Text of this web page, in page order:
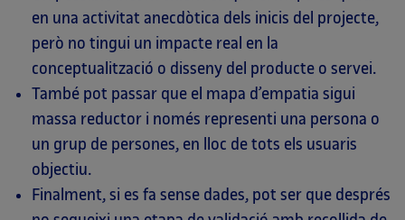
en una activitat anecdòtica dels inicis del projecte,
però no tingui un impacte real en la
conceptualització o disseny del producte o servei.
També pot passar que el mapa d’empatia sigui
massa reductor i només representi una persona o
un grup de persones, en lloc de tots els usuaris
objectiu.
Finalment, si es fa sense dades, pot ser que després